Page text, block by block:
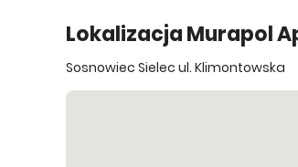
Lokalizacja Murapol
Sosnowiec Sielec ul. Klimontowska